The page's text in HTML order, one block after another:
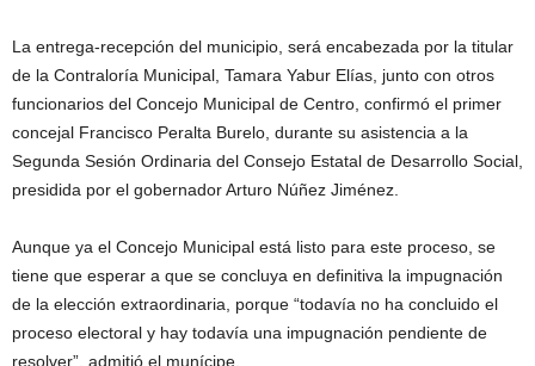
La entrega-recepción del municipio, será encabezada por la titular
de la Contraloría Municipal, Tamara Yabur Elías, junto con otros
funcionarios del Concejo Municipal de Centro, confirmó el primer
concejal Francisco Peralta Burelo, durante su asistencia a la
Segunda Sesión Ordinaria del Consejo Estatal de Desarrollo Social,
presidida por el gobernador Arturo Núñez Jiménez.
Aunque ya el Concejo Municipal está listo para este proceso, se
tiene que esperar a que se concluya en definitiva la impugnación
de la elección extraordinaria, porque “todavía no ha concluido el
proceso electoral y hay todavía una impugnación pendiente de
resolver”, admitió el munícipe.